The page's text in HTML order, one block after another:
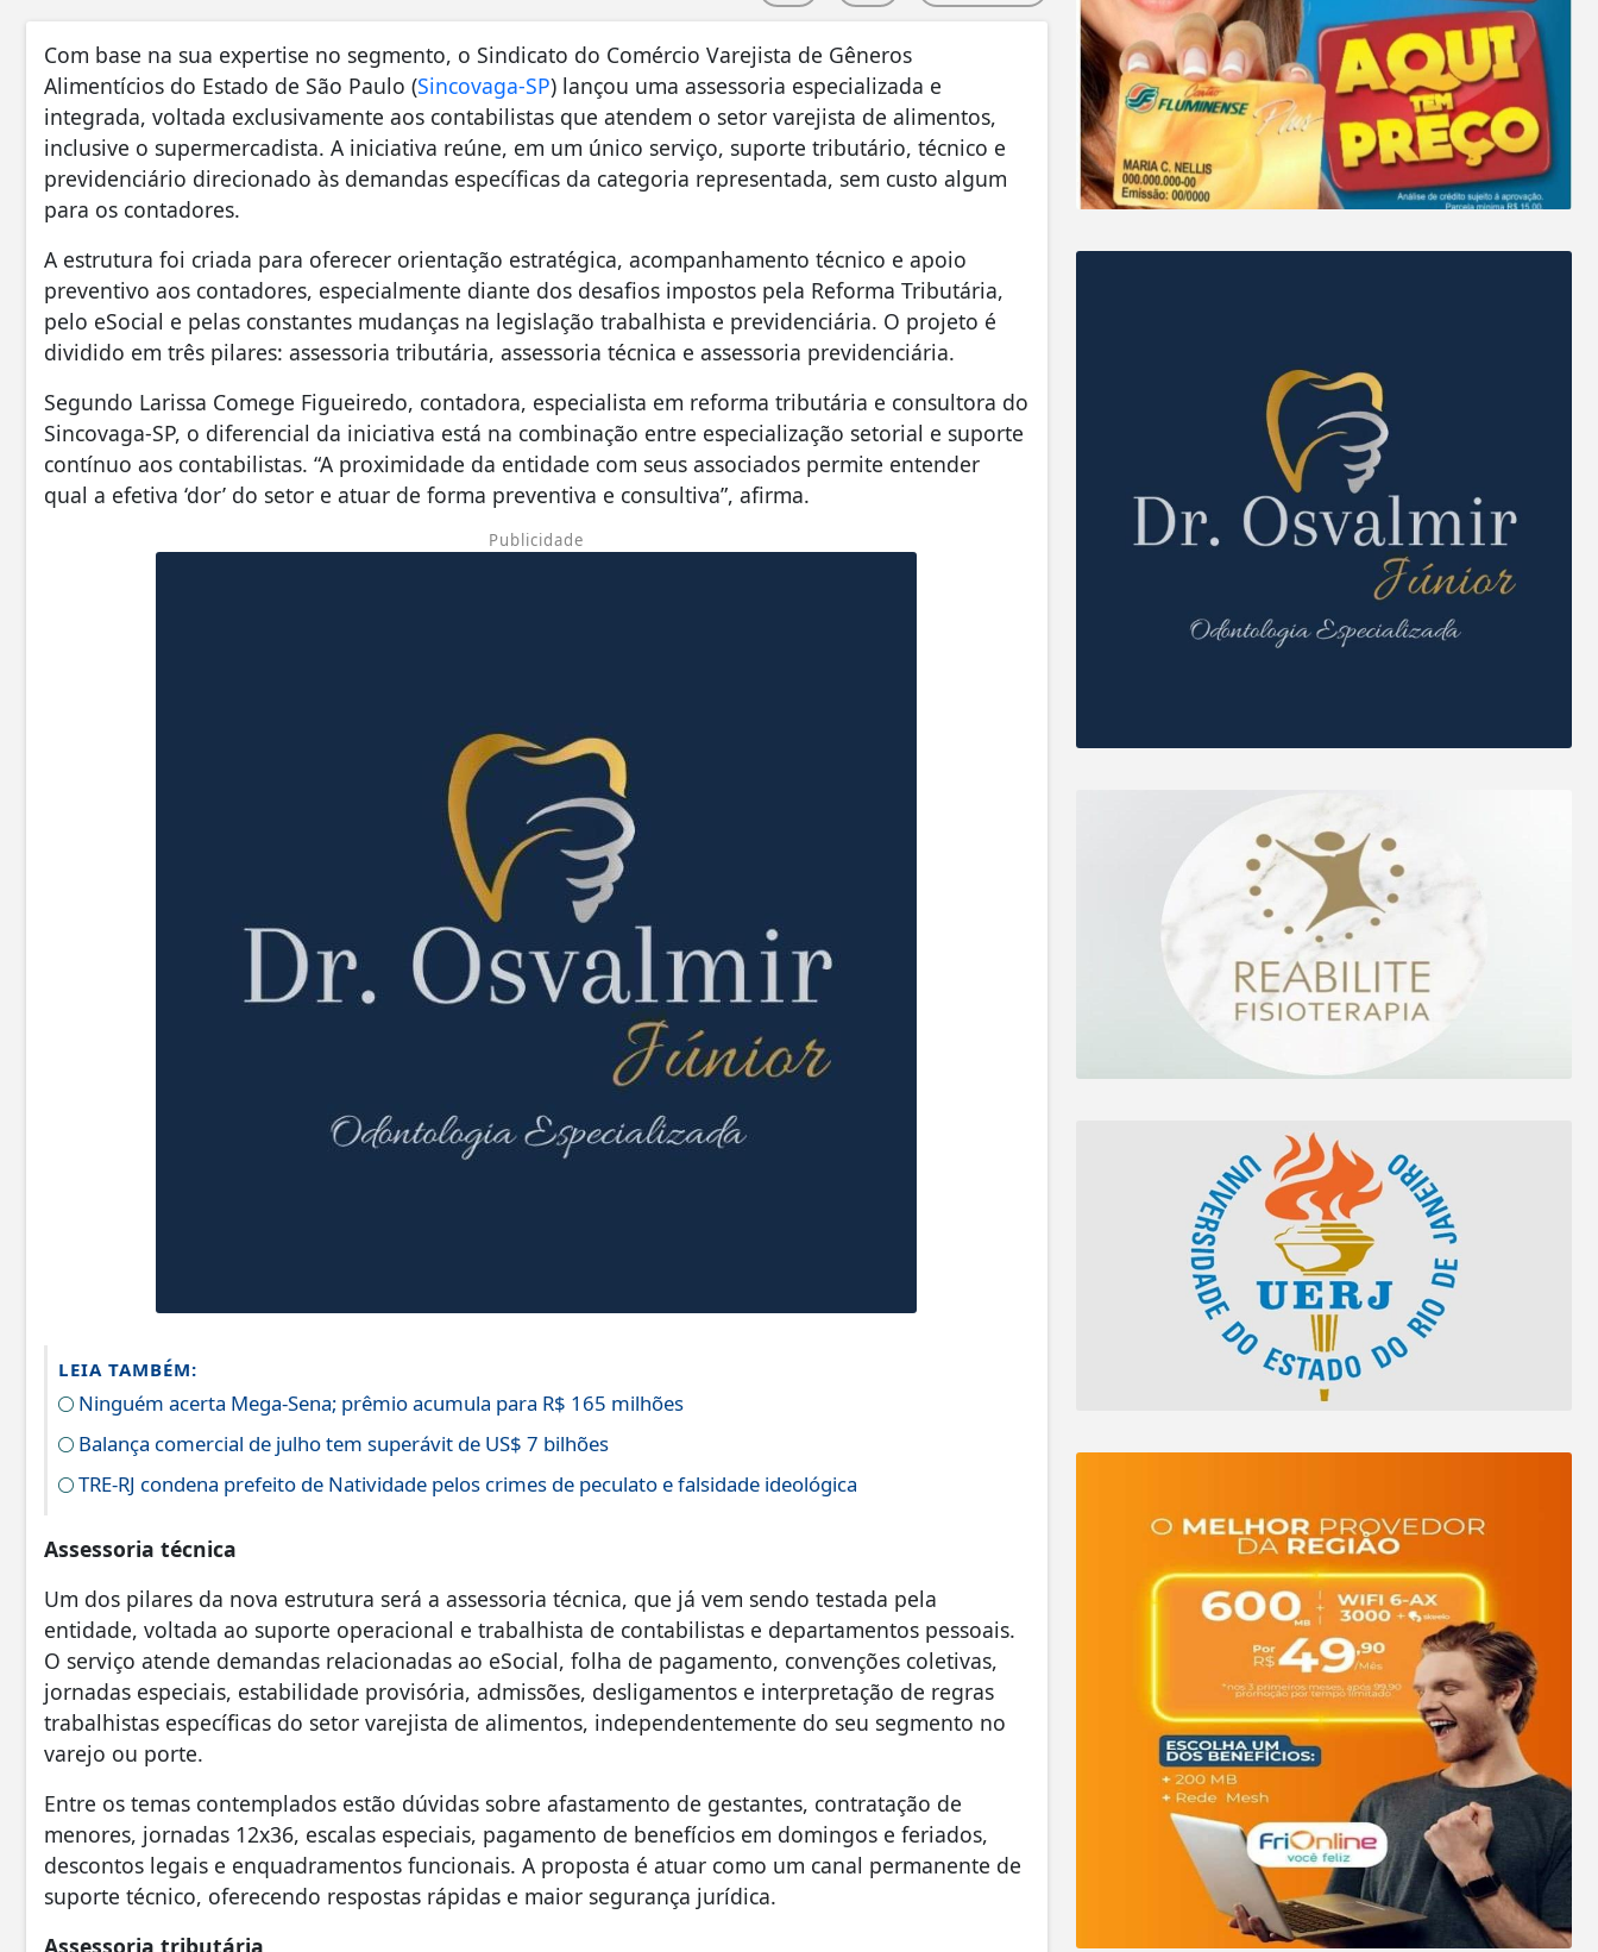
Com base na sua expertise no segmento, o Sindicato do Comércio Varejista de Gêneros
Alimentícios do Estado de São Paulo (Sincovaga-SP) lançou uma assessoria especializada e
integrada, voltada exclusivamente aos contabilistas que atendem o setor varejista de alimentos,
inclusive o supermercadista. A iniciativa reúne, em um único serviço, suporte tributário, técnico e
previdenciário direcionado às demandas específicas da categoria representada, sem custo algum
para os contadores.
A estrutura foi criada para oferecer orientação estratégica, acompanhamento técnico e apoio
preventivo aos contadores, especialmente diante dos desafios impostos pela Reforma Tributária,
pelo eSocial e pelas constantes mudanças na legislação trabalhista e previdenciária. O projeto é
dividido em três pilares: assessoria tributária, assessoria técnica e assessoria previdenciária.
Segundo Larissa Comege Figueiredo, contadora, especialista em reforma tributária e consultora do
Sincovaga-SP, o diferencial da iniciativa está na combinação entre especialização setorial e suporte
contínuo aos contabilistas. “A proximidade da entidade com seus associados permite entender
qual a efetiva ‘dor’ do setor e atuar de forma preventiva e consultiva”, afirma.
Publicidade
LEIA TAMBÉM:
Ninguém acerta Mega-Sena; prêmio acumula para R$ 165 milhões
Balança comercial de julho tem superávit de US$ 7 bilhões
TRE-RJ condena prefeito de Natividade pelos crimes de peculato e falsidade ideológica
Assessoria técnica
Um dos pilares da nova estrutura será a assessoria técnica, que já vem sendo testada pela
entidade, voltada ao suporte operacional e trabalhista de contabilistas e departamentos pessoais.
O serviço atende demandas relacionadas ao eSocial, folha de pagamento, convenções coletivas,
jornadas especiais, estabilidade provisória, admissões, desligamentos e interpretação de regras
trabalhistas específicas do setor varejista de alimentos, independentemente do seu segmento no
varejo ou porte.
Entre os temas contemplados estão dúvidas sobre afastamento de gestantes, contratação de
menores, jornadas 12x36, escalas especiais, pagamento de benefícios em domingos e feriados,
descontos legais e enquadramentos funcionais. A proposta é atuar como um canal permanente de
suporte técnico, oferecendo respostas rápidas e maior segurança jurídica.
Assessoria tributária